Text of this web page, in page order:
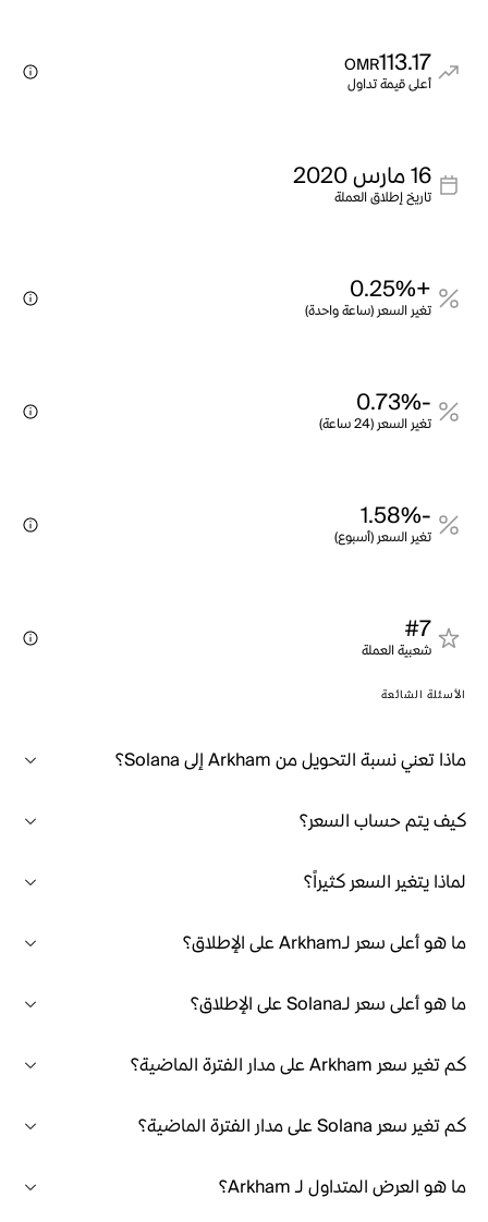
113.17
OMR
أعلى قيمة تداول
16 مارس 2020
تاريخ إطلاق العملة
+0.25%
تغير السعر (ساعة واحدة)
-0.73%
تغير السعر (24 ساعة)
-1.58%
تغير السعر (أسبوع)
#7
شعبية العملة
الأسئلة الشائعة
ماذا تعني نسبة التحويل من Arkham إلى Solana؟
كيف يتم حساب السعر؟
لماذا يتغير السعر كثيراً؟
ما هو أعلى سعر لـArkham على الإطلاق؟
ما هو أعلى سعر لـSolana على الإطلاق؟
كم تغير سعر Arkham على مدار الفترة الماضية؟
كم تغير سعر Solana على مدار الفترة الماضية؟
ما هو العرض المتداول لـ Arkham؟